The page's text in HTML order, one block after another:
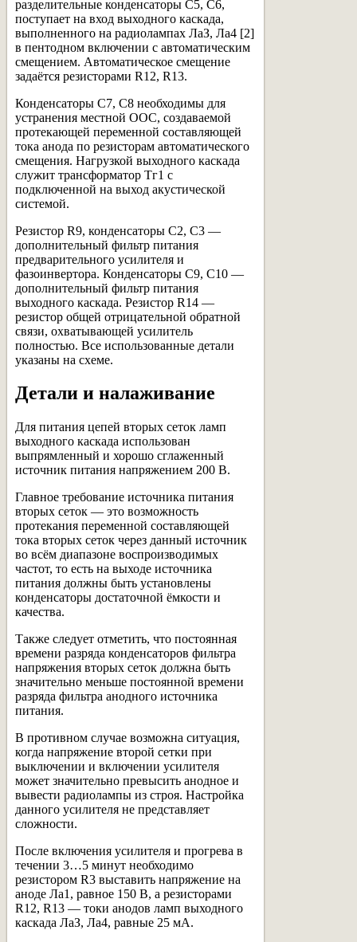
разделительные конденсаторы С5, С6,
поступает на вход выходного каскада,
выполненного на радиолампах ЛаЗ, Ла4 [2]
в пентодном включении с автоматическим
смещением. Автоматическое смещение
задаётся резисторами R12, R13.
Конденсаторы С7, С8 необходимы для
устранения местной ООС, создаваемой
протекающей переменной составляющей
тока анода по резисторам автоматического
смещения. Нагрузкой выходного каскада
служит трансформатор Тг1 с
подключенной на выход акустической
системой.
Резистор R9, конденсаторы С2, C3 —
дополнительный фильтр питания
предварительного усилителя и
фазоинвертора. Конденсаторы С9, С10 —
дополнительный фильтр питания
выходного каскада. Резистор R14 —
резистор общей отрицательной обратной
связи, охватывающей усилитель
полностью. Все использованные детали
указаны на схеме.
Детали и налаживание
Для питания цепей вторых сеток ламп
выходного каскада использован
выпрямленный и хорошо сглаженный
источник питания напряжением 200 В.
Главное требование источника питания
вторых сеток — это возможность
протекания переменной составляющей
тока вторых сеток через данный источник
во всём диапазоне воспроизводимых
частот, то есть на выходе источника
питания должны быть установлены
конденсаторы достаточной ёмкости и
качества.
Также следует отметить, что постоянная
времени разряда конденсаторов фильтра
напряжения вторых сеток должна быть
значительно меньше постоянной времени
разряда фильтра анодного источника
питания.
В противном случае возможна ситуация,
когда напряжение второй сетки при
выключении и включении усилителя
может значительно превысить анодное и
вывести радиолампы из строя. Настройка
данного усилителя не представляет
сложности.
После включения усилителя и прогрева в
течении 3…5 минут необходимо
резистором R3 выставить напряжение на
аноде Ла1, равное 150 В, а резисторами
R12, R13 — токи анодов ламп выходного
каскада ЛаЗ, Ла4, равные 25 мА.